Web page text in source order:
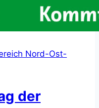
Nord-Ost-
der